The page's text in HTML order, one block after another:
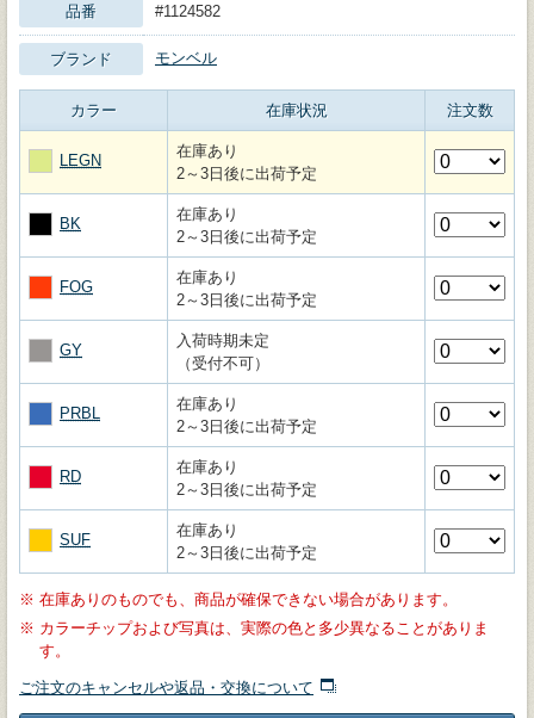
品番 #1124582
ブランド モンベル
カラー 在庫状況 注文数
LEGN
在庫あり
2～3日後に出荷予定
BK
在庫あり
2～3日後に出荷予定
FOG
在庫あり
2～3日後に出荷予定
GY
入荷時期未定
（受付不可）
PRBL
在庫あり
2～3日後に出荷予定
RD
在庫あり
2～3日後に出荷予定
SUF
在庫あり
2～3日後に出荷予定
※ 在庫ありのものでも、商品が確保できない場合があります。
※ カラーチップおよび写真は、実際の色と多少異なることがありま
す。
ご注文のキャンセルや返品・交換について